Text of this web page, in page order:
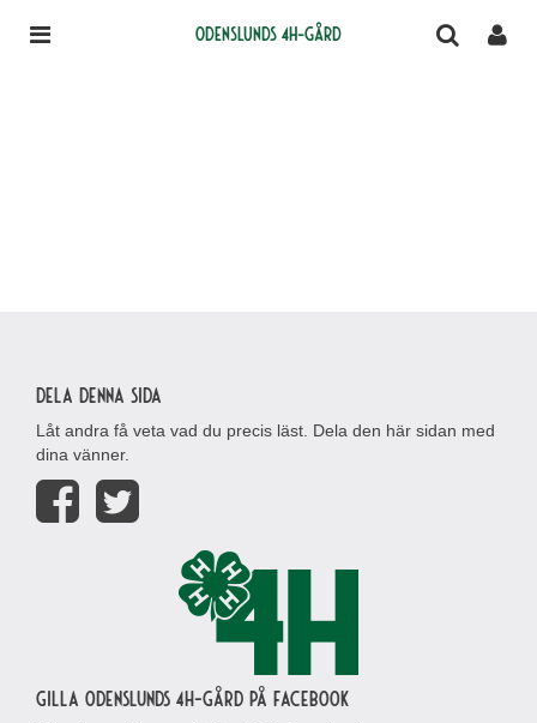
Odenslunds 4H-gård
Dela denna sida
Låt andra få veta vad du precis läst. Dela den här sidan med
dina vänner.
Gilla Odenslunds 4H-gård på Facebook